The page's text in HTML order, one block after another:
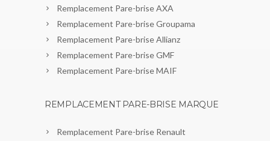
Remplacement Pare-brise AXA
Remplacement Pare-brise Groupama
Remplacement Pare-brise Allianz
Remplacement Pare-brise GMF
Remplacement Pare-brise MAIF
REMPLACEMENT PARE-BRISE MARQUE
Remplacement Pare-brise Renault